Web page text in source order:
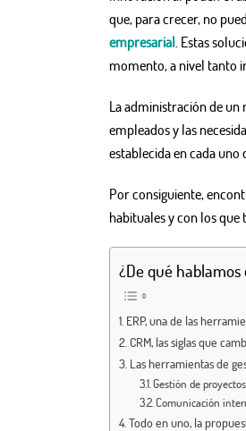
que, para crecer, no
empresarial. Estas
momento, a nivel tanto
La administración de un
empleados y las
establecida en cada uno
Por consiguiente,
habituales y con los
¿De qué
ERP, una de las
CRM, las siglas que
Las herramientas de
Gestión de proyectos
Comunicación
Todo en uno, la